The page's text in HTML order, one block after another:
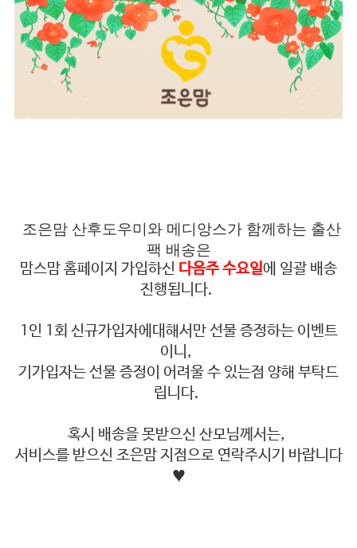
조은맘 산후도우미와 메디앙스가 함께하는 출산
팩 배송은
맘스맘 홈페이지 가입하신 다음주 수요일에 일괄 배송
진행됩니다.
1인 1회 신규가입자에대해서만 선물 증정하는 이벤트
이니,
기가입자는 선물 증정이 어려울 수 있는점 양해 부탁드
립니다.
혹시 배송을 못받으신 산모님께서는,
서비스를 받으신 조은맘 지점으로 연락주시기 바랍니다
♥